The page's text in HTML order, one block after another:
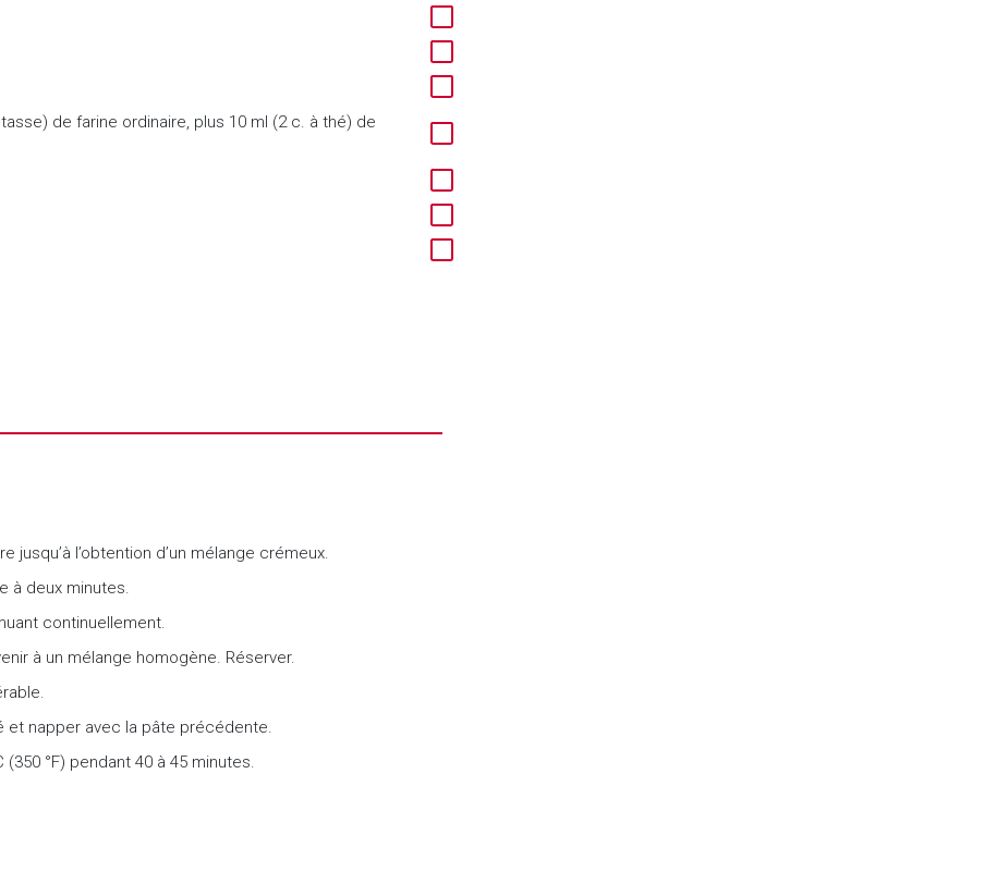
de farine ordinaire, plus 10 ml (2 c. à thé) de
l’obtention d’un mélange crémeux.
à deux minutes.
continuellement.
à un mélange homogène. Réserver.
et napper avec la pâte précédente.
°F) pendant 40 à 45 minutes.